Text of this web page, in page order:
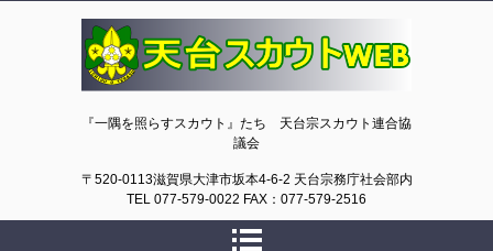
『一隅を照らすスカウト』たち 天台宗スカウト連合協
議会
〒520-0113滋賀県大津市坂本4-6-2 天台宗務庁社会部内
TEL 077-579-0022 FAX：077-579-2516